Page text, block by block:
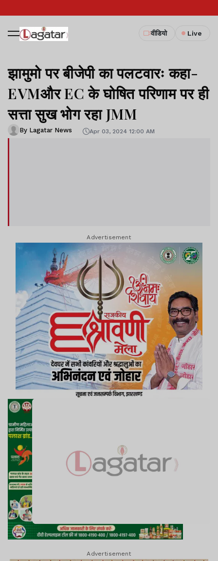
वीडियो Live
झामुमो पर बीजेपी का पलटवारः कहा-
EVMऔर EC के घोषित परिणाम पर ही
सत्ता सुख भोग रहा JMM
By Lagatar News Apr 03, 2024 12:00 AM
Advertisement
Advertisement